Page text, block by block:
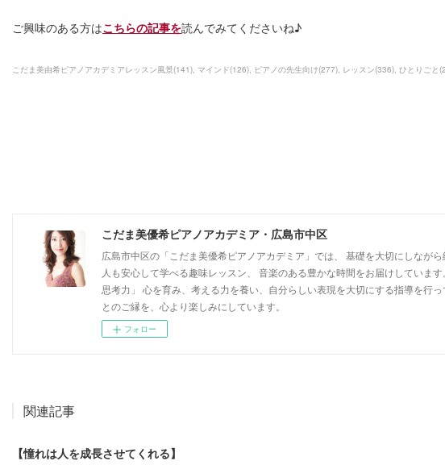
ご興味のある方はこちらの記事を読んでみてくださいね♪
こだま美由希ピアノアカデミアレッスン風景(141) マインド(126) ピアノの先生向け(277) レッスン(336) ひとりごと (
こだま美優希ピアノアカデミア・広島市中区
広島市中区の「こだま美優希ピアノアカデミア」では、 基礎を大切にしなが
人も安心して学べる趣味レッスン、 音楽のある豊かな時間をお届けしていま
思考力」 心を育み、考える力を養い、自分らしい表現を大切にする指導を行
とのご縁を、心より楽しみにしています。
フォロー
関連記事
【憧れは人を成長させてくれる】